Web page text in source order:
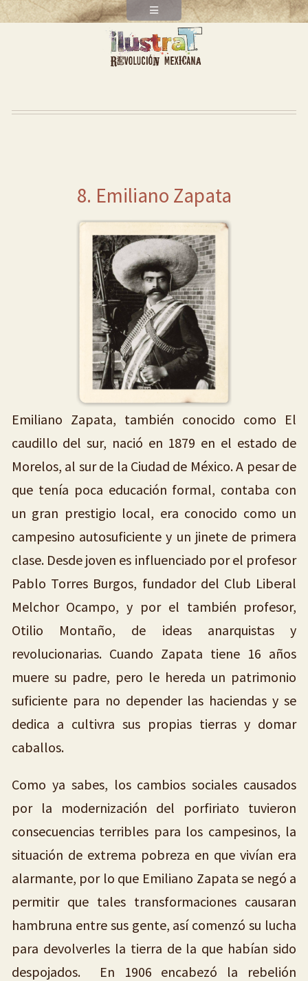
8. Emiliano Zapata
Emiliano Zapata, también conocido como El
caudillo del sur, nació en 1879 en el estado de
Morelos, al sur de la Ciudad de México. A pesar de
que tenía poca educación formal, contaba con
un gran prestigio local, era conocido como un
campesino autosuficiente y un jinete de primera
clase. Desde joven es influenciado por el profesor
Pablo Torres Burgos, fundador del Club Liberal
Melchor Ocampo, y por el también profesor,
Otilio Montaño, de ideas anarquistas y
revolucionarias. Cuando Zapata tiene 16 años
muere su padre, pero le hereda un patrimonio
suficiente para no depender las haciendas y se
dedica a cultivra sus propias tierras y domar
caballos.
Como ya sabes, los cambios sociales causados
por la modernización del porfiriato tuvieron
consecuencias terribles para los campesinos, la
situación de extrema pobreza en que vivían era
alarmante, por lo que Emiliano Zapata se negó a
permitir que tales transformaciones causaran
hambruna entre sus gente, así comenzó su lucha
para devolverles la tierra de la que habían sido
despojados. En 1906 encabezó la rebelión